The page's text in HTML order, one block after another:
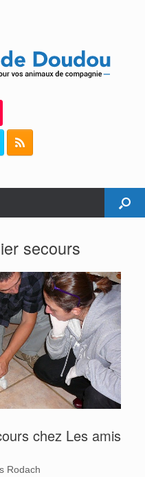
secours
chez Les amis
Rodach